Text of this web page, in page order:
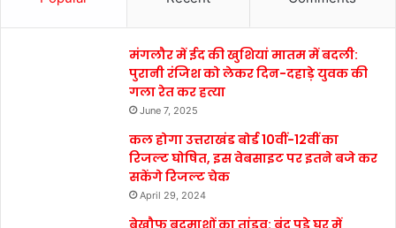
मंगलौर में ईद की खुशियां मातम में बदली:
पुरानी रंजिश को लेकर दिन-दहाड़े युवक की
गला रेत कर हत्या
June 7, 2025
कल होगा उत्तराखंड बोर्ड 10वीं-12वीं का
रिजल्ट घोषित, इस वेबसाइट पर इतने बजे कर
सकेंगे रिजल्ट चेक
April 29, 2024